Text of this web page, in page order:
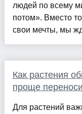
людей по всему
потом». Вместо
свои мечты, мы
Как растения
проще
Для растений